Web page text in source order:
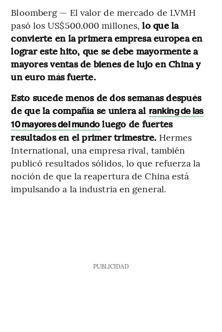
Bloomberg — El valor de mercado de LVMH
pasó los US$500.000 millones,lo que la
convierte en la primera empresa europea en
lograr este hito, que se debe mayormente a
mayores ventas de bienes de lujo en China y
un euro más fuerte.
Esto sucede menos de dos semanas después
de que la compañía se uniera al ranking de las
10 mayores del mundo luego de fuertes
resultados en el primer trimestre. Hermes
International, una empresa rival, también
publicó resultados sólidos, lo que refuerza la
noción de que la reapertura de China está
impulsando a la industria en general.
PUBLICIDAD